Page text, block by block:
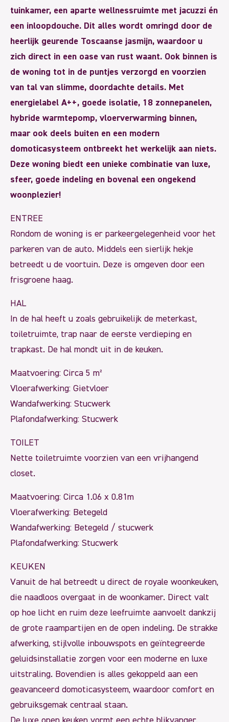
tuinkamer, een aparte wellnessruimte met jacuzzi én
een inloopdouche. Dit alles wordt omringd door de
heerlijk geurende Toscaanse jasmijn, waardoor u
zich direct in een oase van rust waant. Ook binnen is
de woning tot in de puntjes verzorgd en voorzien
van tal van slimme, doordachte details. Met
energielabel A++, goede isolatie, 18 zonnepanelen,
hybride warmtepomp, vloerverwarming binnen,
maar ook deels buiten en een modern
domoticasysteem ontbreekt het werkelijk aan niets.
Deze woning biedt een unieke combinatie van luxe,
sfeer, goede indeling en bovenal een ongekend
woonplezier!
ENTREE
Rondom de woning is er parkeergelegenheid voor het
parkeren van de auto. Middels een sierlijk hekje
betreedt u de voortuin. Deze is omgeven door een
frisgroene haag.
HAL
In de hal heeft u zoals gebruikelijk de meterkast,
toiletruimte, trap naar de eerste verdieping en
trapkast. De hal mondt uit in de keuken.
Maatvoering: Circa 5 m²
Vloerafwerking: Gietvloer
Wandafwerking: Stucwerk
Plafondafwerking: Stucwerk
TOILET
Nette toiletruimte voorzien van een vrijhangend
closet.
Maatvoering: Circa 1.06 x 0.81m
Vloerafwerking: Betegeld
Wandafwerking: Betegeld / stucwerk
Plafondafwerking: Stucwerk
KEUKEN
Vanuit de hal betreedt u direct de royale woonkeuken,
die naadloos overgaat in de woonkamer. Direct valt
op hoe licht en ruim deze leefruimte aanvoelt dankzij
de grote raampartijen en de open indeling. De strakke
afwerking, stijlvolle inbouwspots en geïntegreerde
geluidsinstallatie zorgen voor een moderne en luxe
uitstraling. Bovendien is alles gekoppeld aan een
geavanceerd domoticasysteem, waardoor comfort en
gebruiksgemak centraal staan.